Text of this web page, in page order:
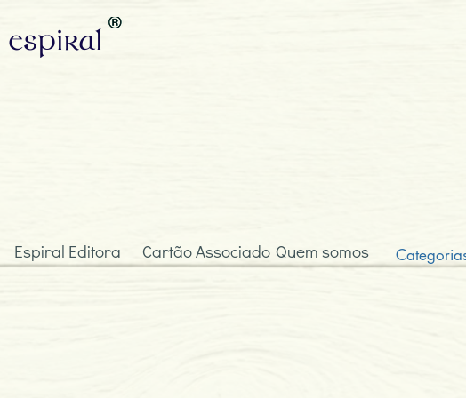
espiral
Espiral Editora Cartão Associado Quem somos